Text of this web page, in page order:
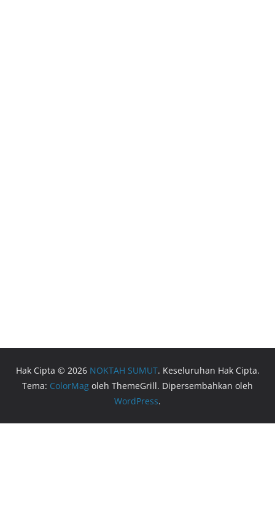
Hak Cipta © 2026 NOKTAH SUMUT. Keseluruhan Hak Cipta.
Tema: ColorMag oleh ThemeGrill. Dipersembahkan oleh
WordPress.